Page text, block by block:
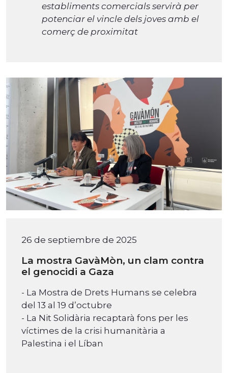
establiments comercials servirà per
potenciar el vincle dels joves amb el
comerç de proximitat
26 de septiembre de 2025
La mostra GavàMòn, un clam contra
el genocidi a Gaza
- La Mostra de Drets Humans se celebra
del 13 al 19 d’octubre
- La Nit Solidària recaptarà fons per les
víctimes de la crisi humanitària a
Palestina i el Líban